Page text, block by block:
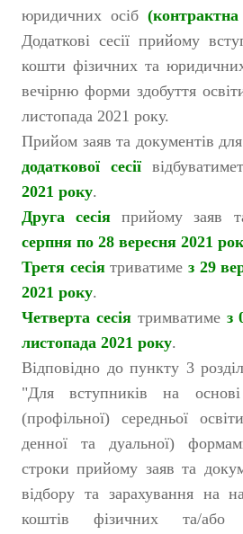
юридичних осіб
Додаткові сесії прийому
кошти фізичних та
вечірню форми здобуття
листопада 2021 року.
Прийом заяв та документів
додаткової сесії
2021 року.
Друга сесія
прийому заяв
серпня по 28 вересня 2021
Третя сесіятриватиме з 29
2021 року.
Четверта сесія тримватиме з
листопада 2021 року.
Відповідно до пункту 3
"Для вступників на основі
(профільної) середньої
денної та дуальної)
строки прийому заяв та
відбору та зарахування на
коштів фізичних та/або